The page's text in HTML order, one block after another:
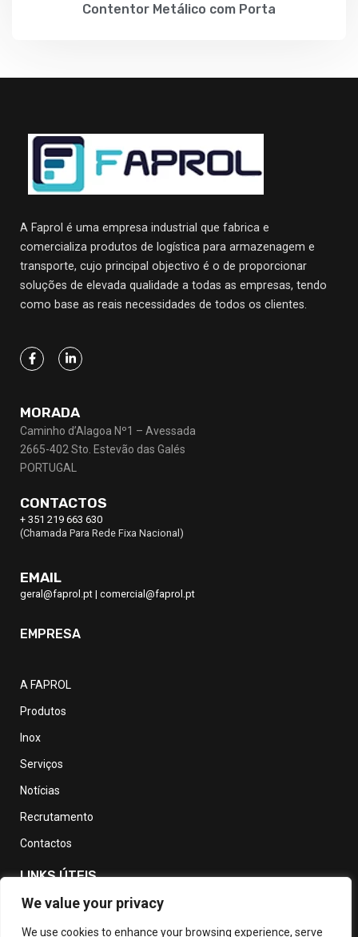
We value your privacy
We use cookies to enhance your browsing experience, serve
Contentor Metálico com Porta
A Faprol é uma empresa industrial que fabrica e
comercializa produtos de logística para armazenagem e
transporte, cujo principal objectivo é o de proporcionar
soluções de elevada qualidade a todas as empresas, tendo
como base as reais necessidades de todos os clientes.
MORADA
Caminho d’Alagoa Nº1 – Avessada
2665-402 Sto. Estevão das Galés
PORTUGAL
CONTACTOS
+ 351 219 663 630
(Chamada Para Rede Fixa Nacional)
EMAIL
geral@faprol.pt | comercial@faprol.pt
EMPRESA
A FAPROL
Produtos
Inox
Serviços
Notícias
Recrutamento
Contactos
LINKS ÚTEIS
Política de Privacidade